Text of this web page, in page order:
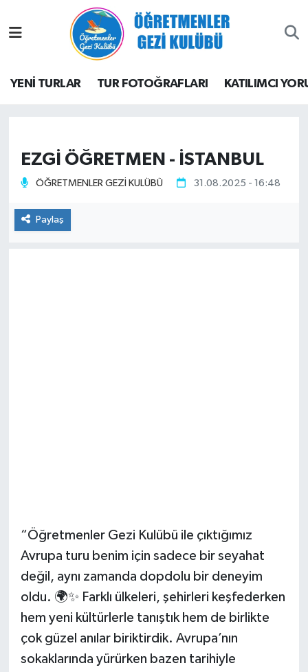
YENİ TURLAR TUR FOTOĞRAFLARI KATILIMCI
EZGİ ÖĞRETMEN - İSTANBUL
ÖĞRETMENLER GEZİ KULÜBÜ 31.08.2025 - 16:48
Paylaş
“Öğretmenler Gezi Kulübü ile çıktığımız
Avrupa turu benim için sadece bir seyahat
değil, aynı zamanda dopdolu bir deneyim
oldu. 🌍✨ Farklı ülkeleri, şehirleri keşfederken
hem yeni kültürlerle tanıştık hem de birlikte
çok güzel anılar biriktirdik. Avrupa’nın
sokaklarında yürürken bazen tarihiyle
YENİ TURLAR
TUR FOTOĞRAFLARI
ÖĞRETMENLER BLOG